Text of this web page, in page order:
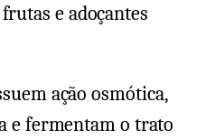
e adoçantes
ação osmótica,
e fermentam o trato